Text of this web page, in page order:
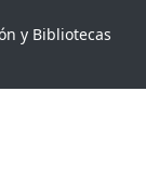
y Bibliotecas